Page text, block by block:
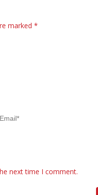
marked *
next time I comment.